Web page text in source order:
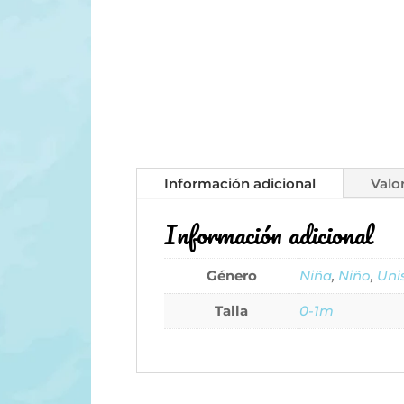
Información adicional
Información adicional
Género Niña, Niño,
Talla 0-1m